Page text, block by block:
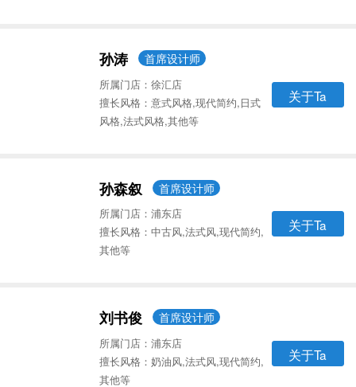
孙涛 首席设计师
所属门店：徐汇店
擅长风格：意式风格,现代简约,日式
风格,法式风格,其他等
关于Ta
孙森叙 首席设计师
所属门店：浦东店
擅长风格：中古风,法式风,现代简约,
其他等
关于Ta
刘书俊 首席设计师
所属门店：浦东店
擅长风格：奶油风,法式风,现代简约,
其他等
关于Ta